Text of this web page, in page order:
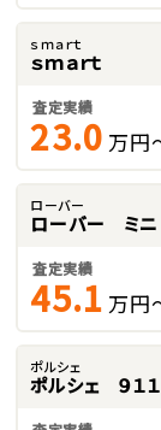
ｓｍａｒｔ
ｓｍａｒｔ
査定実績
23.0 万円
ローバー
ローバー ミニ
査定実績
45.1 万円
ポルシェ
ポルシェ ９１１